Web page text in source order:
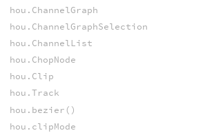
hou.ChannelGraph
hou.ChannelGraphSelection
hou.ChannelList
hou.ChopNode
hou.Clip
hou.Track
hou.bezier()
hou.clipMode